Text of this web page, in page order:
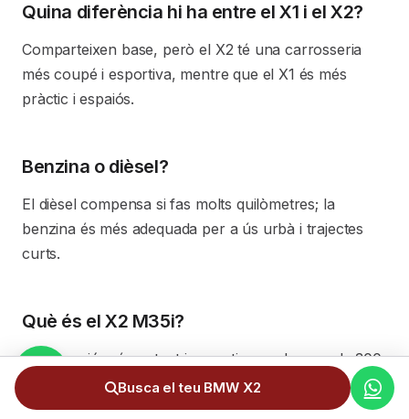
Quina diferència hi ha entre el X1 i el X2?
Comparteixen base, però el X2 té una carrosseria
més coupé i esportiva, mentre que el X1 és més
pràctic i espaiós.
Benzina o dièsel?
El dièsel compensa si fas molts quilòmetres; la
benzina és més adequada per a ús urbà i trajectes
curts.
Què és el X2 M35i?
És la versió més potent i esportiva, amb prop de 300
CV i tracció total.Busca el teu BMW X2